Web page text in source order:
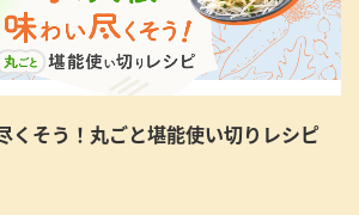
くそう！丸ごと堪能使い切りレシピ